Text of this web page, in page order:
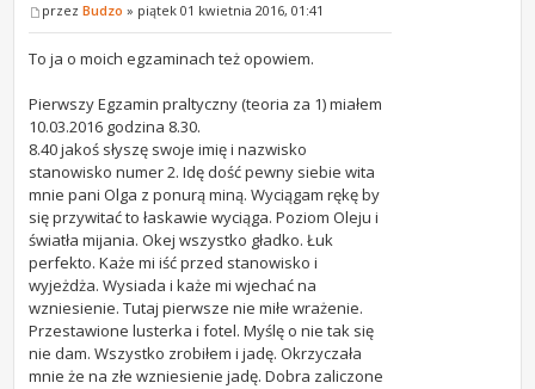
przezBudzo » piątek 01 kwietnia 2016, 01:41
To ja o moich egzaminach też opowiem.
Pierwszy Egzamin praltyczny (teoria za 1) miałem
10.03.2016 godzina 8.30.
8.40 jakoś słyszę swoje imię i nazwisko
stanowisko numer 2. Idę dość pewny siebie wita
mnie pani Olga z ponurą miną. Wyciągam rękę by
się przywitać to łaskawie wyciąga. Poziom Oleju i
światła mijania. Okej wszystko gładko. Łuk
perfekto. Każe mi iść przed stanowisko i
wyjeżdża. Wysiada i każe mi wjechać na
wzniesienie. Tutaj pierwsze nie miłe wrażenie.
Przestawione lusterka i fotel. Myślę o nie tak się
nie dam. Wszystko zrobiłem i jadę. Okrzyczała
mnie że na złe wzniesienie jadę. Dobra zaliczone